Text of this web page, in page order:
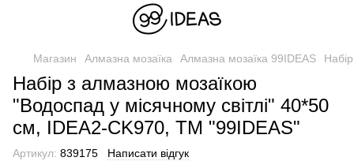
Магазин Алмазна мозаїка Алмазна мозаїка 99IDEAS
Набір з алмазною мозаїкою
"Водоспад у місячному світлі" 40*50
см, IDEA2-CK970, ТМ "99IDEAS"
Артикул: 839175 Написати відгук